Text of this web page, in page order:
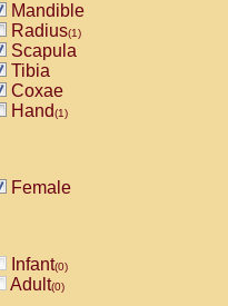
Mandible
Radius(1)
Scapula
Tibia
Coxae
Hand(1)
Female
Infant(0)
Adult(0)